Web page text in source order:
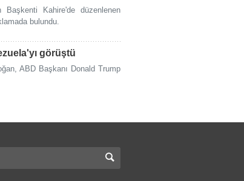
Başkenti Kahire'de düzenlenen
bulundu.
görüştü
ABD Başkanı Donald Trump